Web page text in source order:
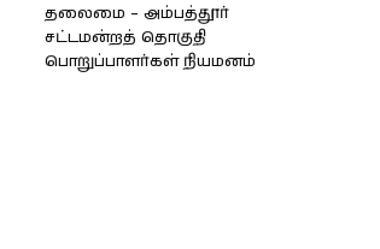
தலைமை – அம்பத்தூர்
சட்டமன்றத் தொகுதி
பொறுப்பாளர்கள் நியமனம்